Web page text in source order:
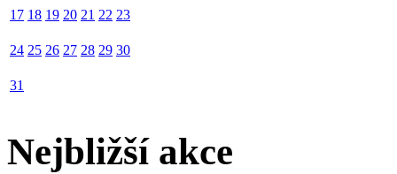
17 18 19 20 21 22 23
24 25 26 27 28 29 30
31
Nejbližší akce